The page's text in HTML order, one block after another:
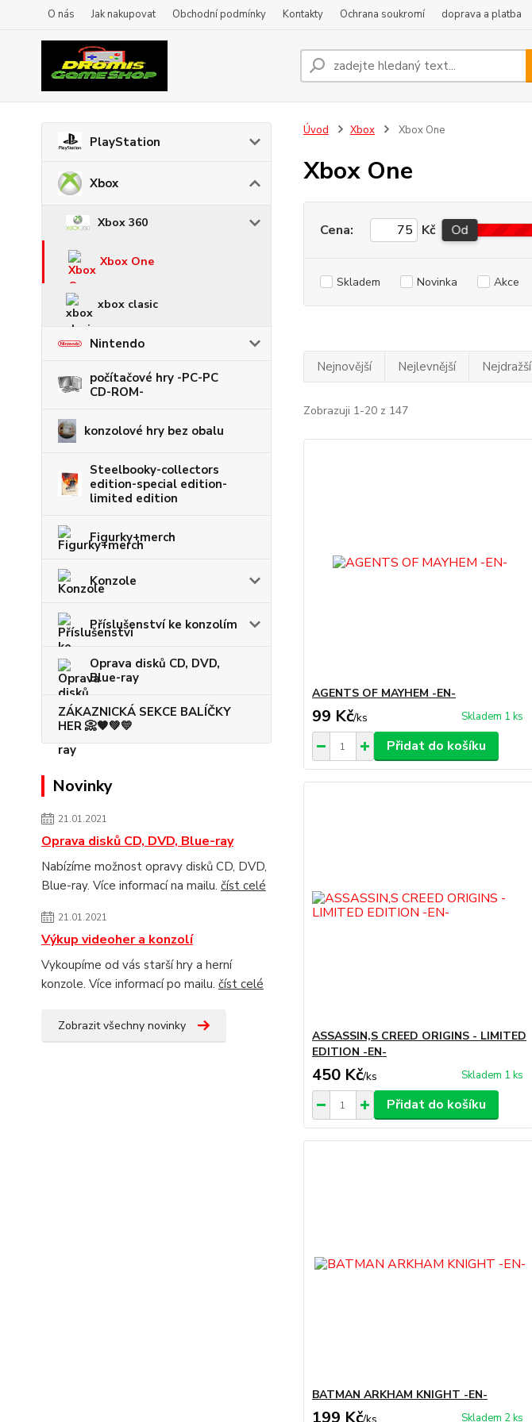
O nás Jak nakupovat Obchodní podmínky Kontakty Ochrana soukromí doprava a platba
PlayStation
Xbox
Xbox 360
Xbox One
xbox clasic
Nintendo
počítačové hry -PC-PC
CD-ROM-
konzolové hry bez obalu
Steelbooky-collectors
edition-special edition-
limited edition
Figurky+merch
Konzole
Příslušenství ke konzolím
Oprava disků CD, DVD,
Blue-ray
ZÁKAZNICKÁ SEKCE BALÍČKY
HER 📀🧡💚💛
Novinky
21.01.2021
Oprava disků CD, DVD, Blue-ray
Nabízíme možnost opravy disků CD, DVD,
Blue-ray. Více informací na mailu. číst celé
21.01.2021
Výkup videoher a konzolí
Vykoupíme od vás starší hry a herní
konzole. Více informací po mailu. číst celé
Zobrazit všechny novinky
Úvod Xbox Xbox One
Xbox One
Cena: Kč Od
Skladem Novinka Akce
Nejnovější Nejlevnější Nejdražší
Zobrazuji 1-20 z 147
AGENTS OF MAYHEM -EN-
99 Kč/ks Skladem 1 ks
Přidat do košíku
ASSASSIN,S CREED ORIGINS - LIMITED
EDITION -EN-
450 Kč/ks Skladem 1 ks
Přidat do košíku
BATMAN ARKHAM KNIGHT -EN-
199 Kč Skladem 2 ks